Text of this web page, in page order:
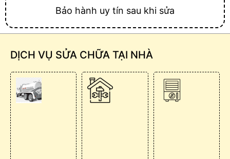
Bảo hành uy tín sau khi sửa
DỊCH VỤ SỬA CHỮA TẠI NHÀ